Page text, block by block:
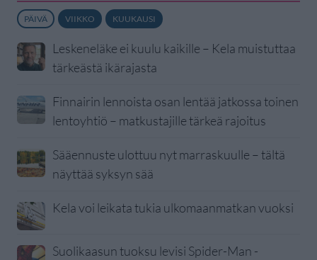
PÄIVÄ VIIKKO KUUKAUSI
Leskeneläke ei kuulu kaikille – Kela muistuttaa
tärkeästä ikärajasta
Finnairin lennoista osan lentää jatkossa toinen
lentoyhtiö – matkustajille tärkeä rajoitus
Sääennuste ulottuu nyt marraskuulle – tältä
näyttää syksyn sää
Kela voi leikata tukia ulkomaanmatkan vuoksi
Suolikaasun tuoksu levisi Spider-Man -